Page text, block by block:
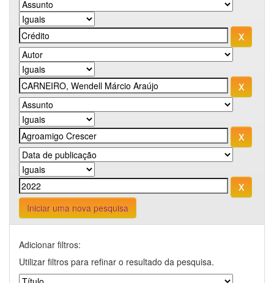
Iniciar uma nova pesquisa
Adicionar filtros:
Utilizar filtros para refinar o resultado da pesquisa.